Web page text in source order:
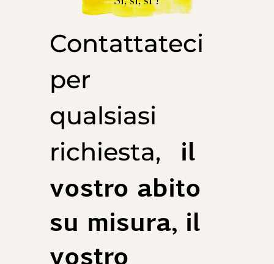
Contattateci
per
qualsiasi
richiesta,
il
vostro abito
su misura, il
vostro